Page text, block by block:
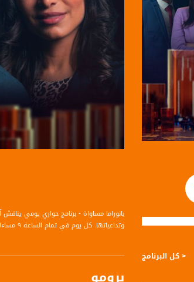
بانوراما مساواة - برنامج حواري يومي
وتداعياتها. كل يوم في تمام الساعة ٩ مساءا، من إعداد وتقديم: مصطفى عاطف قبلاوي، مريم فرح ومرام مصلح.
< كل البرنامج